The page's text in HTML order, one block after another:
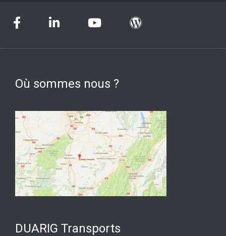
Où sommes nous ?
DUARIG Transports